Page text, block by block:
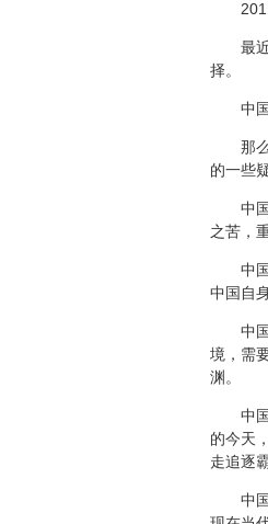
2011
最近
择。
中国
那么
的一些
中国
之苦，
中国
中国自
中国
境，需
渊。
中国
的今天
走追逐
中国